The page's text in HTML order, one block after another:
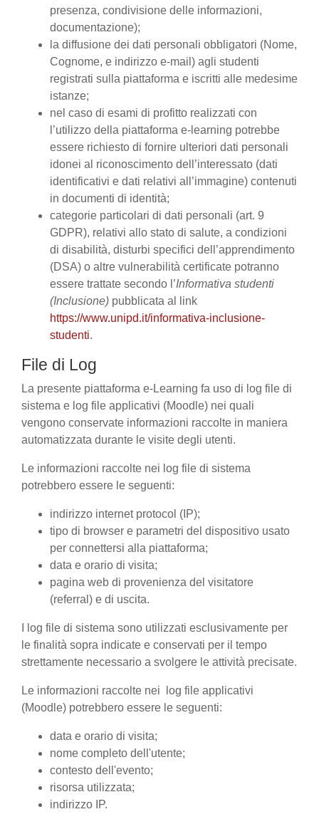
presenza, condivisione delle informazioni,
documentazione);
la diffusione dei dati personali obbligatori (Nome,
Cognome, e indirizzo e-mail) agli studenti
registrati sulla piattaforma e iscritti alle medesime
istanze;
nel caso di esami di profitto realizzati con
l’utilizzo della piattaforma e-learning potrebbe
essere richiesto di fornire ulteriori dati personali
idonei al riconoscimento dell’interessato (dati
identificativi e dati relativi all’immagine) contenuti
in documenti di identità;
categorie particolari di dati personali (art. 9
GDPR), relativi allo stato di salute, a condizioni
di disabilità, disturbi specifici dell’apprendimento
(DSA) o altre vulnerabilità certificate potranno
essere trattate secondo l’Informativa studenti
(Inclusione) pubblicata al link
https://www.unipd.it/informativa-inclusione-
studenti.
File di Log
La presente piattaforma e-Learning fa uso di log file di
sistema e log file applicativi (Moodle) nei quali
vengono conservate informazioni raccolte in maniera
automatizzata durante le visite degli utenti.
Le informazioni raccolte nei log file di sistema
potrebbero essere le seguenti:
indirizzo internet protocol (IP);
tipo di browser e parametri del dispositivo usato
per connettersi alla piattaforma;
data e orario di visita;
pagina web di provenienza del visitatore
(referral) e di uscita.
I log file di sistema sono utilizzati esclusivamente per
le finalità sopra indicate e conservati per il tempo
strettamente necessario a svolgere le attività precisate.
Le informazioni raccolte nei log file applicativi
(Moodle) potrebbero essere le seguenti:
data e orario di visita;
nome completo dell'utente;
contesto dell'evento;
risorsa utilizzata;
indirizzo IP.